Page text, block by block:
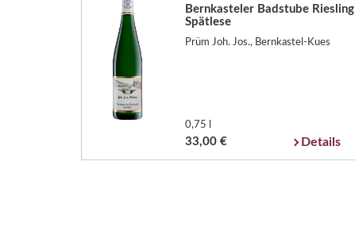
Bernkasteler Badstube Riesling
Spätlese
Prüm Joh. Jos., Bernkastel-Kues
0,75 l
33,00 € Details